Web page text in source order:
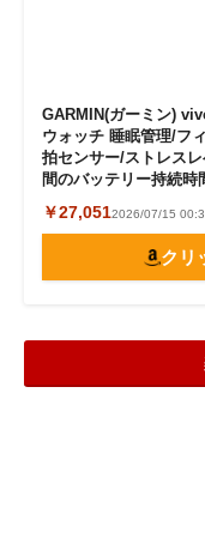
GARMIN(ガーミン)
ウォッチ 睡眠管理/フ
拍センサー/ストレス
間のバッテリー持続時
￥27,0512026/07/15
クリ